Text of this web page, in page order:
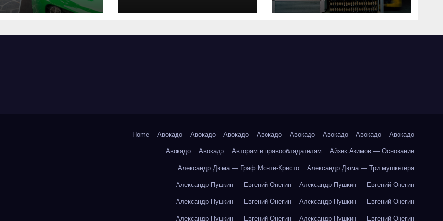
запчастей и
выполнения работ
критерии подбора
Home Авокадо Авокадо Авокадо Авокадо Авокадо Авокадо Авокадо Авокадо
Авокадо Авокадо Авторам и правообладателям Айзек Азимов — Основание
Александр Дюма — Граф Монте-Кристо Александр Дюма — Три мушкетёра
Александр Пушкин — Евгений Онегин Александр Пушкин — Евгений Онегин
Александр Пушкин — Евгений Онегин Александр Пушкин — Евгений Онегин
Александр Пушкин — Евгений Онегин Александр Пушкин — Евгений Онегин